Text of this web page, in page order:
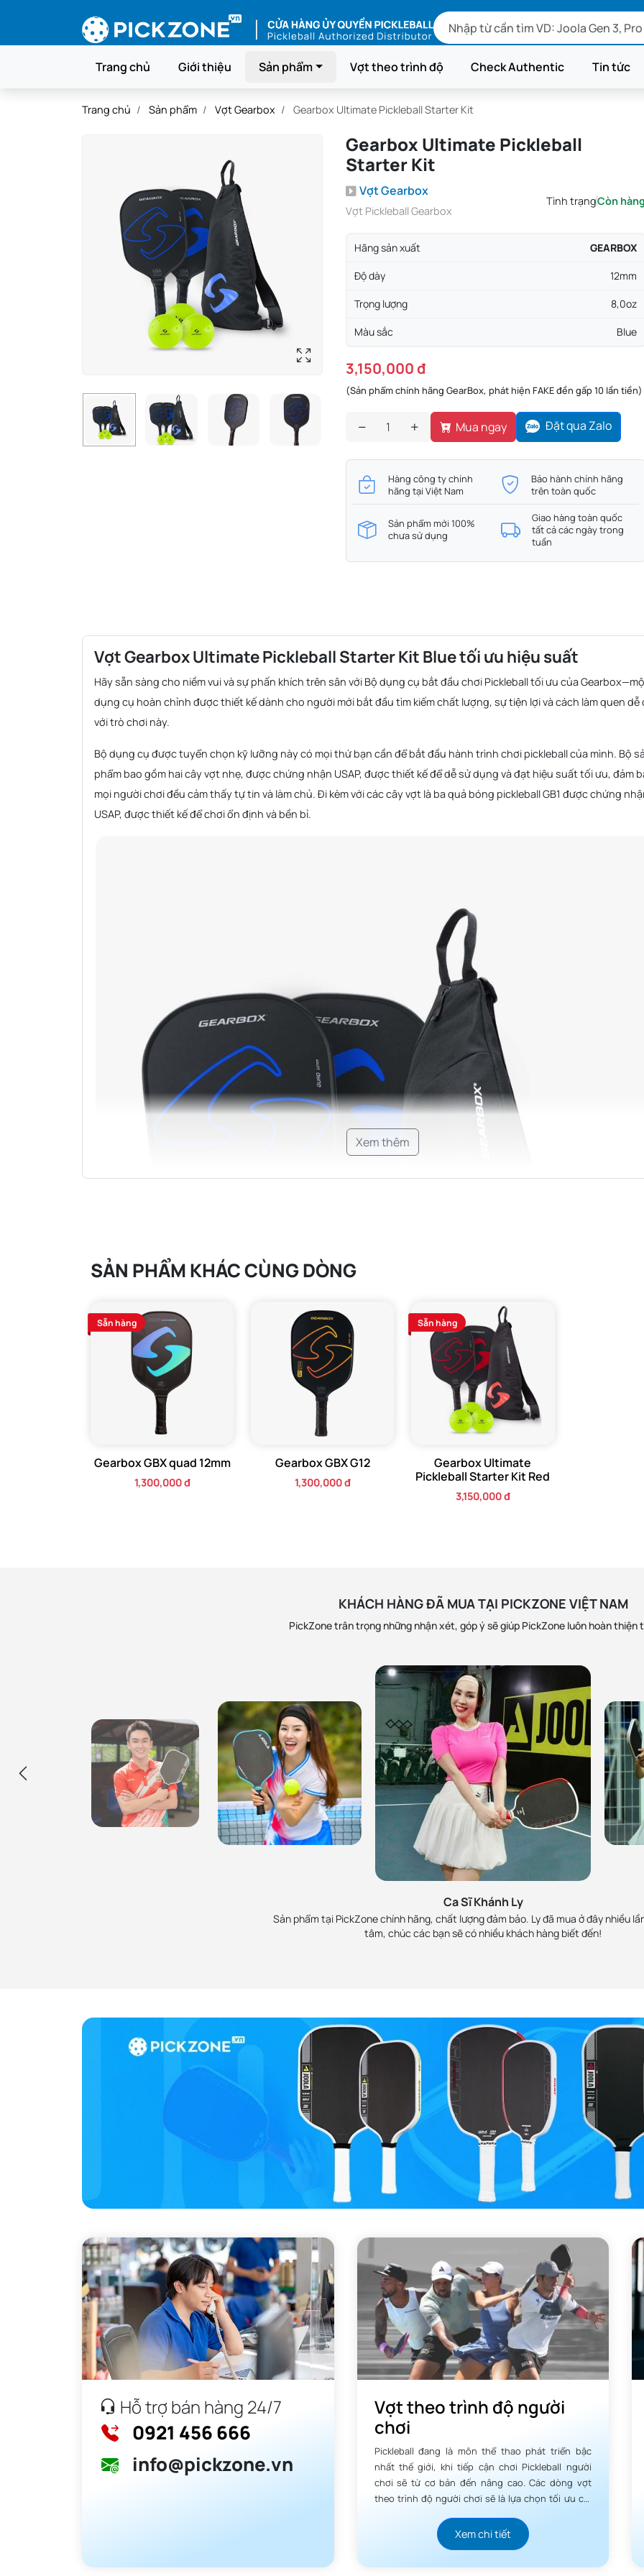
Trang chủ Giới thiệu Sản phẩm Vợt theo trình độ Check Authentic Tin tức
Trang chủ Sản phẩm Vợt Gearbox Gearbox Ultimate Pickleball Starter Kit
Gearbox Ultimate Pickleball
Starter Kit
Vợt Gearbox
Vợt Pickleball Gearbox
Tình trạngCòn hàng
Hãng sản xuất GEARBOX
Độ dày 12mm
Trọng lượng 8,0oz
Màu sắc Blue
3,150,000 đ
(Sản phẩm chính hãng GearBox, phát hiện FAKE đền gấp 10 lần tiền)
Mua ngay Đặt qua Zalo
Hàng công ty chính
hãng tại Việt Nam
Bảo hành chính hãng
trên toàn quốc
Sản phẩm mới 100%
chưa sử dụng
Giao hàng toàn quốc
tất cả các ngày trong
tuần
Vợt Gearbox Ultimate Pickleball Starter Kit Blue tối ưu hiệu suất
Hãy sẵn sàng cho niềm vui và sự phấn khích trên sân với Bộ dụng cụ bắt đầu chơi Pickleball tối ưu của
dụng cụ hoàn chỉnh được thiết kế dành cho người mới bắt đầu tìm kiếm chất lượng, sự tiện lợi và cách làm quen dễ
với trò chơi này.
Bộ dụng cụ được tuyển chọn kỹ lưỡng này có mọi thứ bạn cần để bắt đầu hành trình chơi pickleball của mình. Bộ
phẩm bao gồm hai cây vợt nhẹ, được chứng nhận USAP, được thiết kế để dễ sử dụng và đạt hiệu suất tối ưu, đảm
mọi người chơi đều cảm thấy tự tin và làm chủ. Đi kèm với các cây vợt là ba quả bóng pickleball GB1 được chứng
USAP, được thiết kế để chơi ổn định và bền bỉ.
ngày vui chơi cùng bạn bè, bộ sản phẩm tiện dụng này kết hợp tính thực tế với chất lượng đặc trưng của Gearbox,
Công nghệ Vợt Gearbox Ultimate Pickleball Starter Kit Blue
GB Fun Tech làm cho Pickleball trở nên thú vị và dễ dàng
Gearbox cam kết mang đến trải nghiệm chơi pickleball thú vị và dễ dàng cho tất cả mọi người. Chơi cùng Gearbox,
thương hiệu hàng đầu về công nghệ và chất lượng, sẽ giúp bạn tự tin hơn trên sân, tin tưởng vào thiết bị của mình
tập trung vào trận đấu. Chúng tôi sẽ là đồng minh và người hâm mộ số 1 của bạn trên sân.
Công nghệ sợi H7, hiệu suất nâng cao
Công nghệ Fiber H7 tiên tiến của Gearbox mang đến cho những cây vợt nhẹ này hiệu suất được cải thiện với điểm
lớn và dễ điều khiển, giúp việc học chơi pickleball trở nên thú vị và dễ dàng.
Xem thêm
SẢN PHẨM KHÁC CÙNG DÒNG
Sẵn hàng
Gearbox GBX quad 12mm
1,300,000 đ
Gearbox GBX G12
1,300,000 đ
Sẵn hàng
Gearbox Ultimate
Pickleball Starter Kit Red
3,150,000 đ
KHÁCH HÀNG ĐÃ MUA TẠI PICKZONE VIỆT NAM
PickZone trân trọng những nhận xét, góp ý sẽ giúp PickZone luôn hoàn thiện
Mỹ Anh được giới thiệu mua vợt ở PickZone, đã làm việc và rất
Ca Sĩ Khánh Ly
Sản phẩm tại PickZone chính hãng, chất lượng đảm bảo. Ly đã mua ở đây nhiều
tâm, chúc các bạn sẽ có nhiều khách hàng biết đến!
Lan Phương ủng hộ
Hỗ trợ bán hàng 24/7
0921 456 666
info@pickzone.vn
Vợt theo trình độ người
chơi
Pickleball đang là môn thể thao phát triển bậc
nhất thế giới, khi tiếp cận chơi Pickleball người
chơi sẽ từ cơ bản đến nâng cao. Các dòng vợt
theo trình độ người chơi sẽ là lựa chọn tối ưu chi
năng của mình.
Xem chi tiết